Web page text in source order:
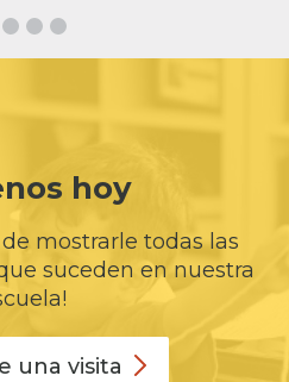
hoy
mostrarle todas las
suceden en nuestra
una visita